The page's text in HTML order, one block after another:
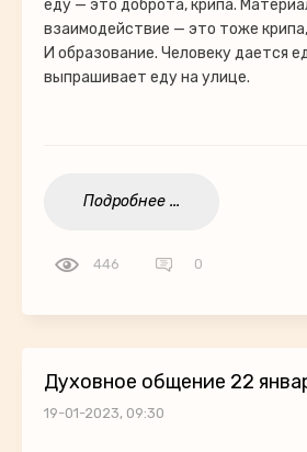
еду — это доброта, крипа.
взаимодействие — это тоже
И образование. Человеку дается
выпрашивает еду на улице.
Подробнее ...
446 0
Духовное общение 22
19-01-2023, 09:30